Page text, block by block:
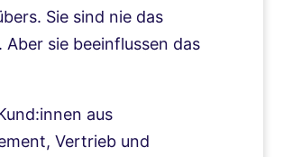
Sie sind nie das
Aber sie beeinflussen das
aus
Vertrieb und